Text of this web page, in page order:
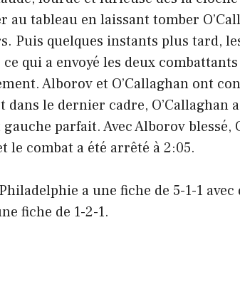
au tableau en laissant tomber
Puis quelques instants plus tard,
qui a envoyé les deux
Alborov et O’Callaghan ont
dans le dernier cadre, O’Callaghan
parfait. Avec Alborov blessé,
le combat a été arrêté à 2:05.
a une fiche de 5-1-1
fiche de 1-2-1.